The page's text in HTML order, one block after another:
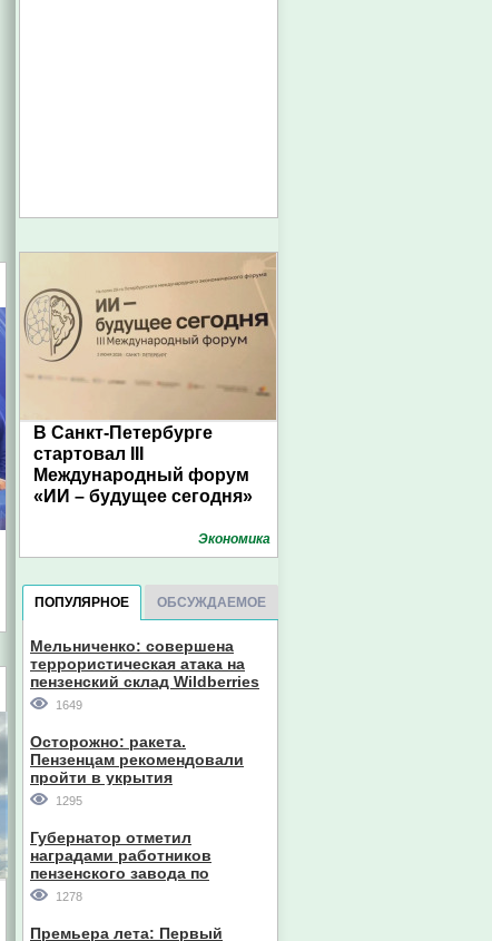
В Санкт-Петербурге
стартовал III
Международный форум
«ИИ – будущее сегодня»
Экономика
ПОПУЛЯРНОЕ ОБСУЖДАЕМОЕ
Мельниченко: совершена
террористическая атака на
пензенский склад Wildberries
1649
Осторожно: ракета.
Пензенцам рекомендовали
пройти в укрытия
1295
Губернатор отметил
наградами работников
пензенского завода по
производству станков
1278
Премьера лета: Первый